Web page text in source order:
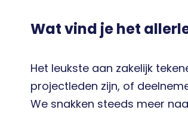
Wat vind je het
Het leukste aan zakelijk
projectleden zijn, of
We snakken steeds meer